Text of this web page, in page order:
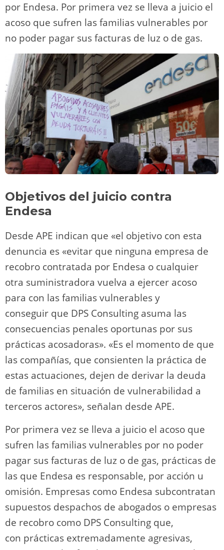
por Endesa. Por primera vez se lleva a juicio el
acoso que sufren las familias vulnerables por
no poder pagar sus facturas de luz o de gas.
Objetivos del juicio contra
Endesa
Desde APE indican que «el objetivo con esta
denuncia es «evitar que ninguna empresa de
recobro contratada por Endesa o cualquier
otra suministradora vuelva a ejercer acoso
para con las familias vulnerables y
conseguir que DPS Consulting asuma las
consecuencias penales oportunas por sus
prácticas acosadoras». «Es el momento de que
las compañías, que consienten la práctica de
estas actuaciones, dejen de derivar la deuda
de familias en situación de vulnerabilidad a
terceros actores», señalan desde APE.
Por primera vez se lleva a juicio el acoso que
sufren las familias vulnerables por no poder
pagar sus facturas de luz o de gas, prácticas de
las que Endesa es responsable, por acción u
omisión. Empresas como Endesa subcontratan
supuestos despachos de abogados o empresas
de recobro como DPS Consulting que,
con prácticas extremadamente agresivas,